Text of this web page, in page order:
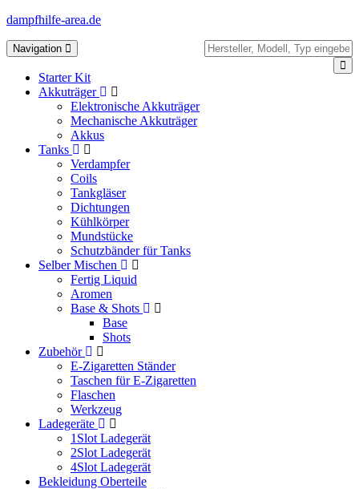
dampfhilfe-area.de
Toggle
navigation
Navigation
Starter Kit
Akkuträger
Elektronische Akkuträger
Mechanische Akkuträger
Akkus
Tanks
Verdampfer
Coils
Tankgläser
Dichtungen
Kühlkörper
Mundstücke
Schutzbänder für Tanks
Selber Mischen
Fertig Liquid
Aromen
Base & Shots
Base
Shots
Zubehör
E-Zigaretten Ständer
Taschen für E-Zigaretten
Flaschen
Werkzeug
Ladegeräte
1Slot Ladegerät
2Slot Ladegerät
4Slot Ladegerät
Bekleidung Oberteile